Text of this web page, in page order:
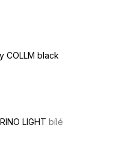
COLLM black
LIGHT bílé